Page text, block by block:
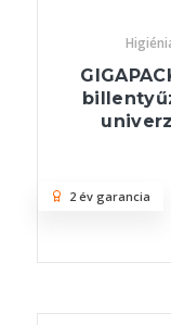
2 év garancia